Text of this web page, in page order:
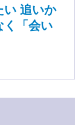
い 追いか
く「会い